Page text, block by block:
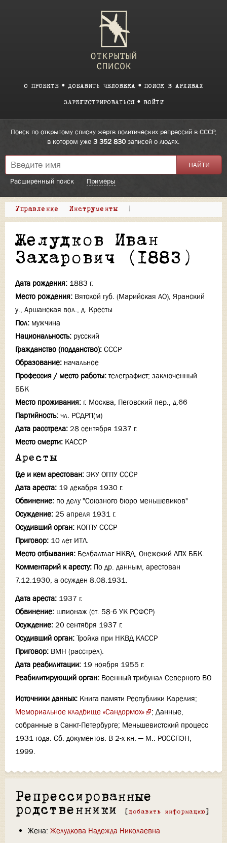
О ПРОЕКТЕ ДОБАВИТЬ ЧЕЛОВЕКА ПОИСК В АРХИВАХ
ЗАРЕГИСТРИРОВАТЬСЯ ВОЙТИ
Поиск по открытому списку жертв политических репрессий в СССР,
в котором уже 3 352 830записей о людях.
Расширенный поиск Примеры
Управление Инструменты |
Желудков Иван
Захарович (1883)
Дата рождения: 1883 г.
Место рождения: Вятской губ. (Марийская АО), Яранский
у., Аршанская вол., д. Кресты
Пол: мужчина
Национальность: русский
Гражданство (подданство): СССР
Образование: начальное
Профессия / место работы: телеграфист; заключенный
ББК
Место проживания: г. Москва, Пеговский пер., д.66
Партийность: чл. РСДРП(м)
Дата расстрела: 28 сентября 1937 г.
Место смерти: КАССР
Аресты
Где и кем арестован: ЭКУ ОГПУ СССР
Дата ареста: 19 декабря 1930 г.
Обвинение: по делу "Союзного бюро меньшевиков"
Осуждение: 25 апреля 1931 г.
Осудивший орган: КОГПУ СССР
Приговор: 10 лет ИТЛ.
Место отбывания: Белбалтлаг НКВД, Онежский ЛПХ ББК.
Комментарий к аресту: По др. данным, арестован
7.12.1930, а осужден 8.08.1931.
Дата ареста: 1937 г.
Обвинение: шпионаж (ст. 58-6 УК РСФСР)
Осуждение: 20 сентября 1937 г.
Осудивший орган: Тройка при НКВД КАССР
Приговор: ВМН (расстрел).
Дата реабилитации: 19 ноября 1955 г.
Реабилитирующий орган: Военный трибунал Северного ВО
Источники данных: Книга памяти Республики Карелия;
Мемориальное кладбище «Сандормох»
; Данные,
собранные в Санкт-Петербурге; Меньшевистский процесс
1931 года. Сб. документов. В 2-х кн. — М.: РОССПЭН,
1999.
Репрессированные
родственники
[ добавить информацию ]
Жена: Желудкова Надежда Николаевна